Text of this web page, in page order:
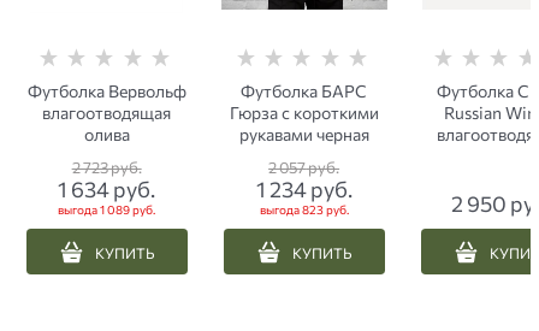
Футболка Вервольф
влагоотводящая
олива
2 723 руб.
1 634 руб.
выгода1 089 руб.
КУПИТЬ
Футболка БАРС
Гюрза с короткими
рукавами черная
2 057 руб.
1 234 руб.
выгода823 руб.
КУПИТЬ
Футболка
Russian
2 950